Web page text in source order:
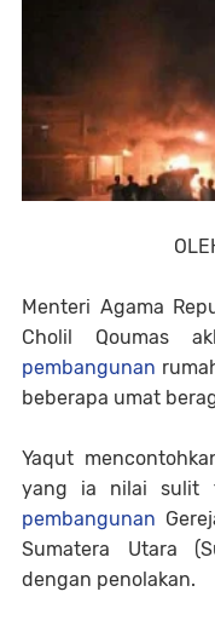
Menteri Agama
Cholil Qoumas
pembangunan
beberapa umat
Yaqut
yang ia nilai sulit
pembangunan
Sumatera Utara
dengan penolakan.